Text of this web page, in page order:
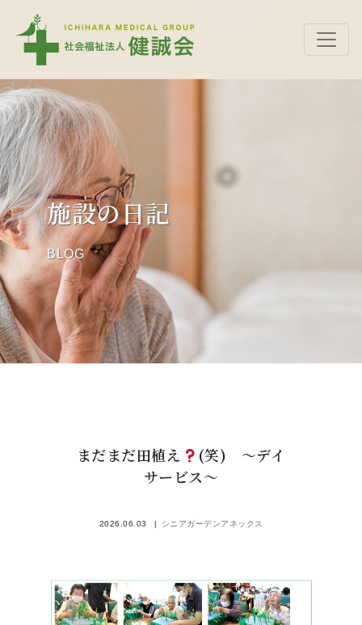
施設の日記
BLOG
まだまだ田植え
(笑) ～デイ
サービス～
2026.06.03 シニアガーデンアネックス